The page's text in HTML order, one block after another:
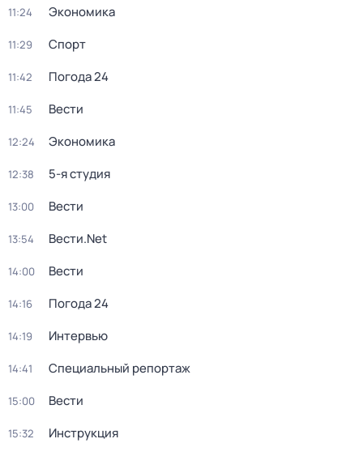
11:24 Экономика
11:29 Спорт
11:42 Погода 24
11:45 Вести
12:24 Экономика
12:38 5-я студия
13:00 Вести
13:54 Вести.Net
14:00 Вести
14:16 Погода 24
14:19 Интервью
14:41 Специальный репортаж
15:00 Вести
15:32 Инструкция